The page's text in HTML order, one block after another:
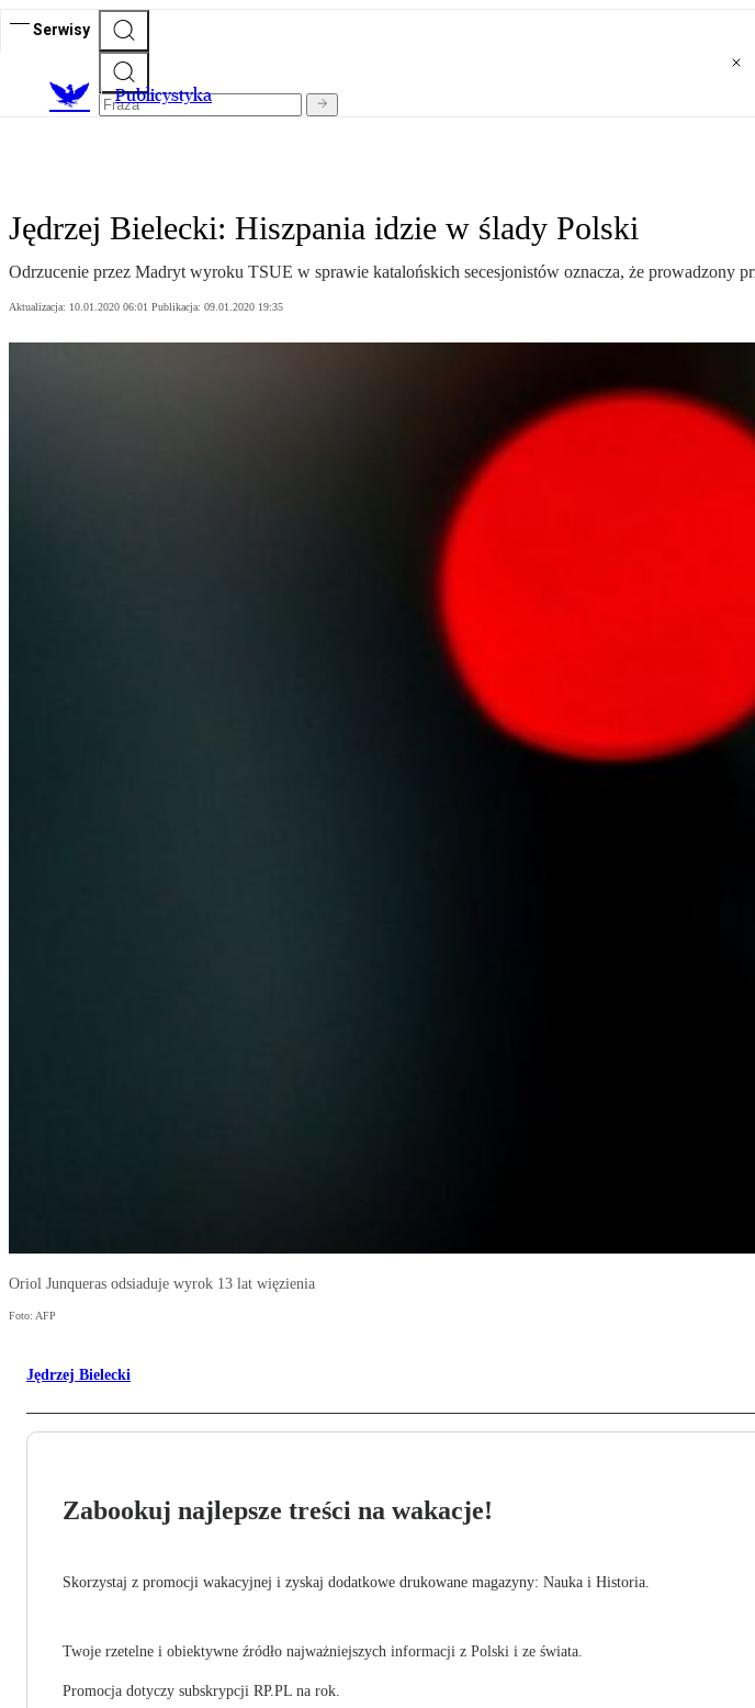
Serwisy
Publicystyka
Jędrzej Bielecki: Hiszpania idzie w ślady Polski
Odrzucenie przez Madryt wyroku TSUE w sprawie katalońskich secesjonistów oznacza, że prowadzony
Aktualizacja: 10.01.2020 06:01 Publikacja: 09.01.2020 19:35
Oriol Junqueras odsiaduje wyrok 13 lat więzienia
Foto: AFP
Jędrzej Bielecki
Zabookuj najlepsze treści na wakacje!
Skorzystaj z promocji wakacyjnej i zyskaj dodatkowe drukowane magazyny: Nauka i Historia.
Twoje rzetelne i obiektywne źródło najważniejszych informacji z Polski i ze świata.
Promocja dotyczy subskrypcji RP.PL na rok.